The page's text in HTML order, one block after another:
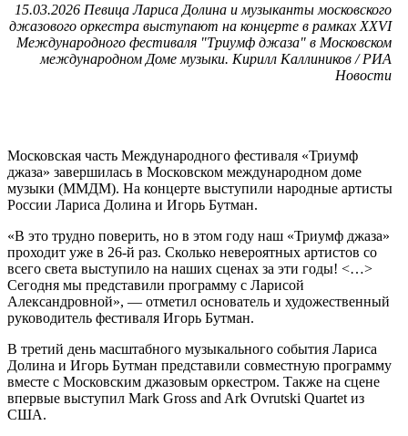
15.03.2026 Певица Лариса Долина и музыканты московского
джазового оркестра выступают на концерте в рамках XXVI
Международного фестиваля "Триумф джаза" в Московском
международном Доме музыки. Кирилл Каллиников / РИА
Новости
Московская часть Международного фестиваля «Триумф
джаза» завершилась в Московском международном доме
музыки (ММДМ). На концерте выступили народные артисты
России Лариса Долина и Игорь Бутман.
«В это трудно поверить, но в этом году наш «Триумф джаза»
проходит уже в 26-й раз. Сколько невероятных артистов со
всего света выступило на наших сценах за эти годы! <…>
Сегодня мы представили программу с Ларисой
Александровной», — отметил основатель и художественный
руководитель фестиваля Игорь Бутман.
В третий день масштабного музыкального события Лариса
Долина и Игорь Бутман представили совместную программу
вместе с Московским джазовым оркестром. Также на сцене
впервые выступил Mark Gross and Ark Ovrutski Quartet из
США.